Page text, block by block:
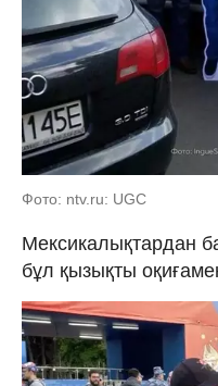
Фото: ntv.ru: UGC
Мексикалықтардан
бұл қызықты